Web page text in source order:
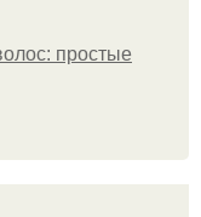
простые